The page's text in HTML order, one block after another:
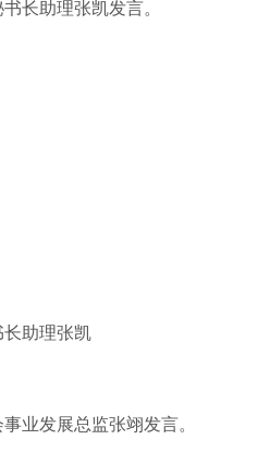
长助理张凯发言。
长助理张凯
业发展总监张翊发言。